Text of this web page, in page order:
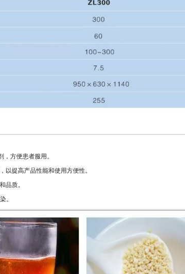
方便患者服用。
提高产品性能和使用方便性。
品质。
。